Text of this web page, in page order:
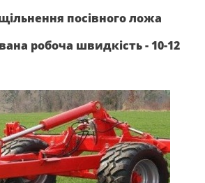
посівного ложа
робоча швидкість - 10-12